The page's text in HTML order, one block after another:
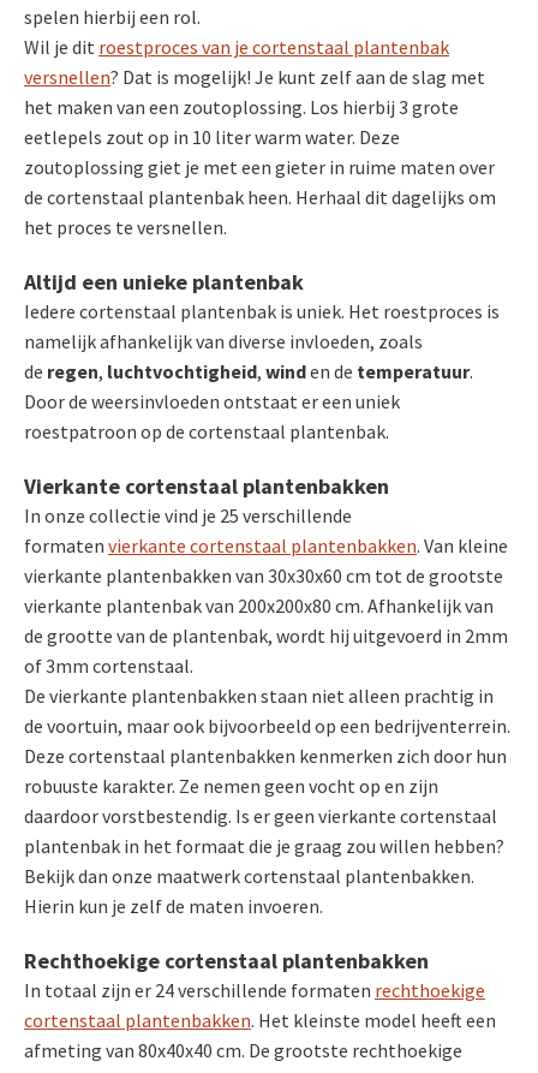
spelen hierbij een rol.
Wil je dit roestproces van je cortenstaal plantenbak
versnellen? Dat is mogelijk! Je kunt zelf aan de slag met
het maken van een zoutoplossing. Los hierbij 3 grote
eetlepels zout op in 10 liter warm water. Deze
zoutoplossing giet je met een gieter in ruime maten over
de cortenstaal plantenbak heen. Herhaal dit dagelijks om
het proces te versnellen.
Altijd een unieke plantenbak
Iedere cortenstaal plantenbak is uniek. Het roestproces is
namelijk afhankelijk van diverse invloeden, zoals
de regen, luchtvochtigheid, winden de temperatuur.
Door de weersinvloeden ontstaat er een uniek
roestpatroon op de cortenstaal plantenbak.
Vierkante cortenstaal plantenbakken
In onze collectie vind je 25 verschillende
formaten vierkante cortenstaal plantenbakken. Van kleine
vierkante plantenbakken van 30x30x60 cm tot de grootste
vierkante plantenbak van 200x200x80 cm. Afhankelijk van
de grootte van de plantenbak, wordt hij uitgevoerd in 2mm
of 3mm cortenstaal.
De vierkante plantenbakken staan niet alleen prachtig in
de voortuin, maar ook bijvoorbeeld op een bedrijventerrein.
Deze cortenstaal plantenbakken kenmerken zich door hun
robuuste karakter. Ze nemen geen vocht op en zijn
daardoor vorstbestendig. Is er geen vierkante cortenstaal
plantenbak in het formaat die je graag zou willen hebben?
Bekijk dan onze maatwerk cortenstaal plantenbakken.
Hierin kun je zelf de maten invoeren.
Rechthoekige cortenstaal plantenbakken
In totaal zijn er 24 verschillende formaten rechthoekige
cortenstaal plantenbakken. Het kleinste model heeft een
afmeting van 80x40x40 cm. De grootste rechthoekige